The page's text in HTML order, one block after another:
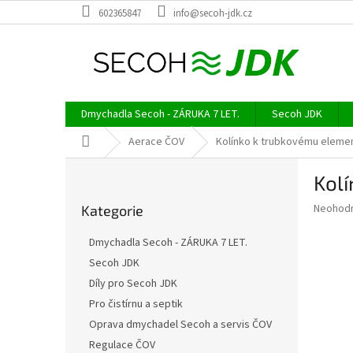
na
602365847 info@secoh-jdk.cz
Dmychadla Secoh - ZÁRUKA 7 LET. Secoh JDK
Domů Aerace ČOV Kolínko k trubkovému
kategorie
Kategorie
Dmychadla Secoh - ZÁRUKA 7 LET.
Secoh JDK
Díly pro Secoh JDK
Pro čistírnu a septik
Oprava dmychadel Secoh a servis ČOV
Regulace ČOV